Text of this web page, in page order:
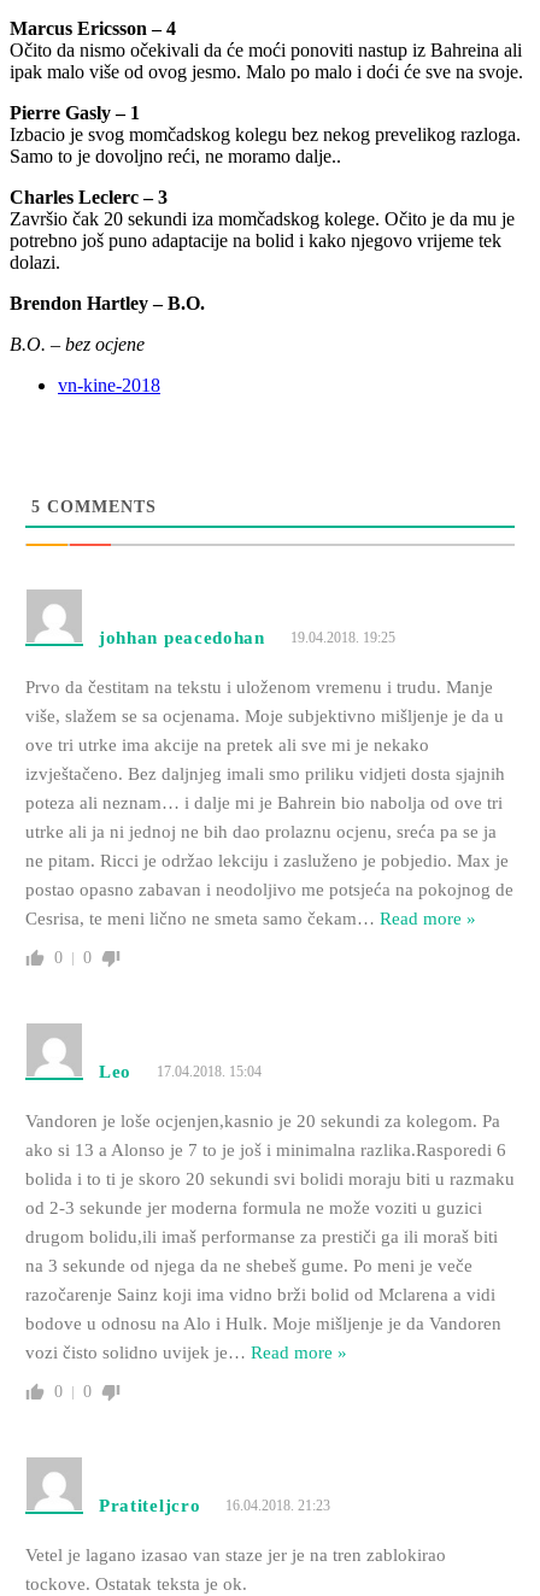
Marcus Ericsson – 4
Očito da nismo očekivali da će moći ponoviti nastup iz Bahreina ali
ipak malo više od ovog jesmo. Malo po malo i doći će sve na svoje.
Pierre Gasly – 1
Izbacio je svog momčadskog kolegu bez nekog prevelikog razloga.
Samo to je dovoljno reći, ne moramo dalje..
Charles Leclerc – 3
Završio čak 20 sekundi iza momčadskog kolege. Očito je da mu je
potrebno još puno adaptacije na bolid i kako njegovo vrijeme tek
dolazi.
Brendon Hartley – B.O.
B.O. – bez ocjene
vn-kine-2018
5 COMMENTS
johhan peacedohan 19.04.2018. 19:25
Prvo da čestitam na tekstu i uloženom vremenu i trudu. Manje
više, slažem se sa ocjenama. Moje subjektivno mišljenje je da u
ove tri utrke ima akcije na pretek ali sve mi je nekako
izvještačeno. Bez daljnjeg imali smo priliku vidjeti dosta sjajnih
poteza ali neznam… i dalje mi je Bahrein bio nabolja od ove tri
utrke ali ja ni jednoj ne bih dao prolaznu ocjenu, sreća pa se ja
ne pitam. Ricci je održao lekciju i zasluženo je pobjedio. Max je
postao opasno zabavan i neodoljivo me potsjeća na pokojnog de
Cesrisa, te meni lično ne smeta samo čekam… Read more »
0 0
Leo 17.04.2018. 15:04
Vandoren je loše ocjenjen,kasnio je 20 sekundi za kolegom. Pa
ako si 13 a Alonso je 7 to je još i minimalna razlika.Rasporedi 6
bolida i to ti je skoro 20 sekundi svi bolidi moraju biti u razmaku
od 2-3 sekunde jer moderna formula ne može voziti u guzici
drugom bolidu,ili imaš performanse za prestiči ga ili moraš biti
na 3 sekunde od njega da ne shebeš gume. Po meni je veče
razočarenje Sainz koji ima vidno brži bolid od Mclarena a vidi
bodove u odnosu na Alo i Hulk. Moje mišljenje je da Vandoren
vozi čisto solidno uvijek je… Read more »
0 0
Pratiteljcro 16.04.2018. 21:23
Vetel je lagano izasao van staze jer je na tren zablokirao
tockove. Ostatak teksta je ok.